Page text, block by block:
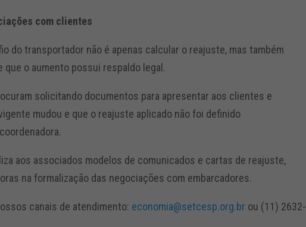
com clientes
do transportador não é apenas calcular o reajuste, mas também
que o aumento possui respaldo legal.
solicitando documentos para apresentar aos clientes e
mudou e que o reajuste aplicado não foi definido
aos associados modelos de comunicados e cartas de reajuste,
na formalização das negociações com embarcadores.
canais de atendimento: economia@setcesp.org.br ou (11) 2632-